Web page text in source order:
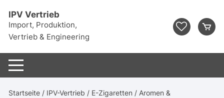
Inhalt
springen
IPV Vertrieb
Import, Produktion,
Vertrieb & Engineering
Startseite / IPV-Vertrieb / E-Zigaretten / Aromen &